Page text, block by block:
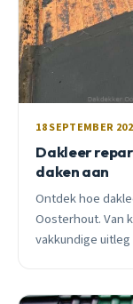
18 SEPTEMBER
Dakleer
daken aan
Ontdek hoe
Oosterhout. Van
vakkundige